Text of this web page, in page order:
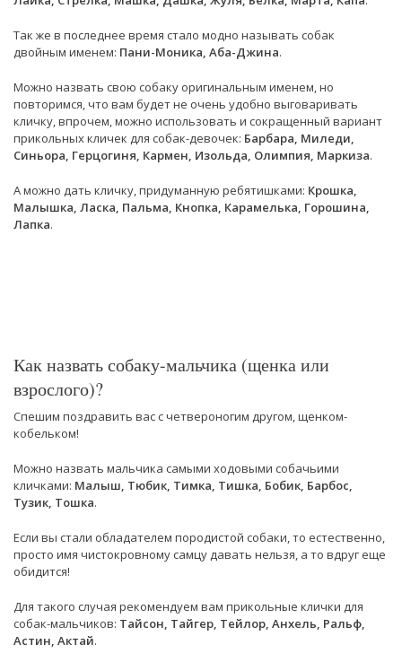
Так же в последнее время стало модно называть собак
двойным именем: Пани-Моника, Аба-Джина.
Можно назвать свою собаку оригинальным именем, но
повторимся, что вам будет не очень удобно выговаривать
кличку, впрочем, можно использовать и сокращенный вариант
прикольных кличек для собак-девочек: Барбара, Миледи,
Синьора, Герцогиня, Кармен, Изольда, Олимпия, Маркиза.
А можно дать кличку, придуманную ребятишками: Крошка,
Малышка, Ласка, Пальма, Кнопка, Карамелька, Горошина,
Лапка.
Как назвать собаку-мальчика (щенка или
взрослого)?
Спешим поздравить вас с четвероногим другом, щенком-
кобельком!
Можно назвать мальчика самыми ходовыми собачьими
кличками: Малыш, Тюбик, Тимка, Тишка, Бобик, Барбос,
Тузик, Тошка.
Если вы стали обладателем породистой собаки, то естественно,
просто имя чистокровному самцу давать нельзя, а то вдруг еще
обидится!
Для такого случая рекомендуем вам прикольные клички для
собак-мальчиков: Тайсон, Тайгер, Тейлор, Анхель, Ральф,
Астин, Актай.